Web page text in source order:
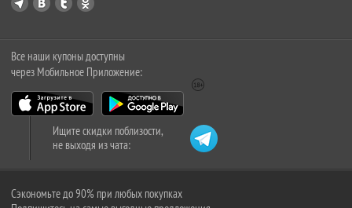
Все наши купоны доступны
через Мобильное Приложение:
Ищите скидки поблизости,
не выходя из чата:
Сэкономьте до 90% при любых покупках